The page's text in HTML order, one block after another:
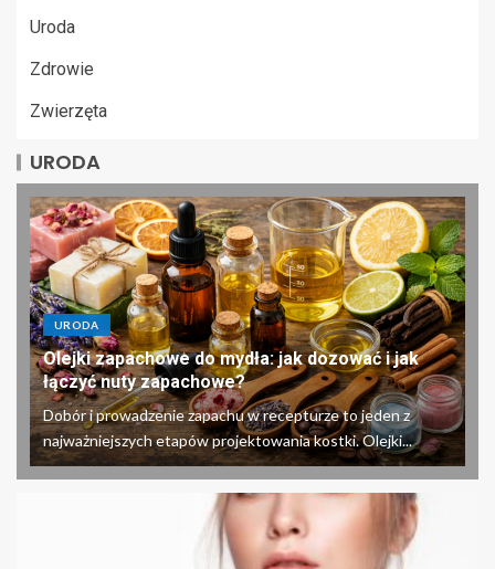
Uroda
Zdrowie
Zwierzęta
URODA
URODA
Olejki zapachowe do mydła: jak dozować i jak
łączyć nuty zapachowe?
Dobór i prowadzenie zapachu w recepturze to jeden z
najważniejszych etapów projektowania kostki. Olejki...